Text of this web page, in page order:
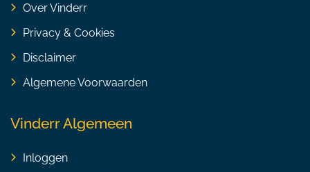
Over Vinderr
Privacy & Cookies
Disclaimer
Algemene Voorwaarden
Vinderr Algemeen
Inloggen